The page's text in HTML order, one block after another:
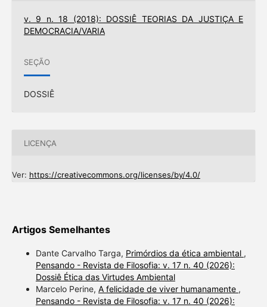
v. 9 n. 18 (2018): DOSSIÊ TEORIAS DA JUSTIÇA E
DEMOCRACIA/VARIA
SEÇÃO
DOSSIÊ
LICENÇA
Ver: https://creativecommons.org/licenses/by/4.0/
Artigos Semelhantes
Dante Carvalho Targa, Primórdios da ética ambiental ,
Pensando - Revista de Filosofia: v. 17 n. 40 (2026):
Dossiê Ética das Virtudes Ambiental
Marcelo Perine, A felicidade de viver humanamente ,
Pensando - Revista de Filosofia: v. 17 n. 40 (2026):